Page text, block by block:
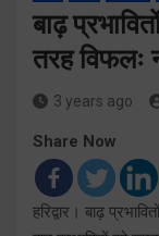
बाढ़
तरह विफलः
3 years ago
Share Now
हरिद्वार। बाढ़